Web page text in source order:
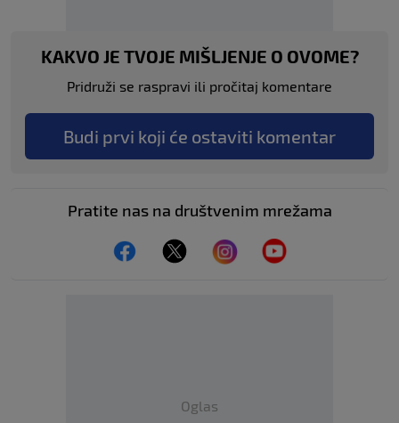
KAKVO JE TVOJE MIŠLJENJE O OVOME?
Pridruži se raspravi ili pročitaj komentare
Budi prvi koji će ostaviti komentar
Pratite nas na društvenim mrežama
Oglas